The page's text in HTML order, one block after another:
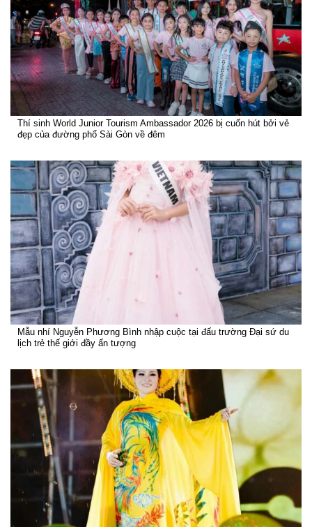
Thí sinh World Junior Tourism Ambassador 2026 bị cuốn hút bởi vẻ
đẹp của đường phố Sài Gòn về đêm
Mẫu nhí Nguyễn Phương Bình nhập cuộc tại đấu trường Đại sứ du
lịch trẻ thế giới đầy ấn tượng